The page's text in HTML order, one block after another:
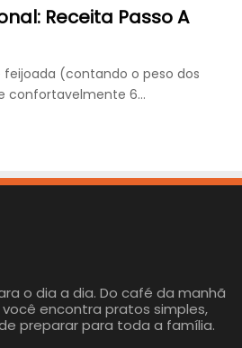
Receita Passo A
feijoada (contando o peso dos
confortavelmente 6…
o dia a dia. Do café da manhã
encontra pratos simples,
preparar para toda a família.